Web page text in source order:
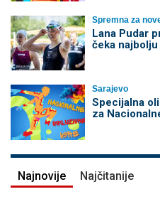
Spremna za
Lana Pudar
čeka
Sarajevo
Specijalna
za
Najnovije Najčitanije